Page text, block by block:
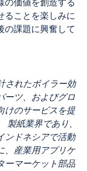
の価値を創造する
ることを楽しみに
の課題に興奮して
れたボイラー効
ーツ、およびグロ
けのサービスを提
製紙業界であり、
ンドネシアで活動
、産業用アプリケ
ーマーケット部品